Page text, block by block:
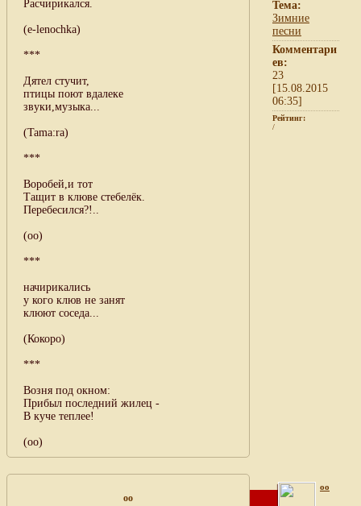
Расчирикался.
(e-lenochka)
***
Дятел стучит,
птицы поют вдалеке
звуки,музыка...
(Tama:ra)
***
Воробей,и тот
Тащит в клюве стебелёк.
Перебесился?!..
(оо)
***
начирикались
у кого клюв не занят
клюют соседа...
(Кокоро)
***
Возня под окном:
Прибыл последний жилец -
В куче теплее!
(оо)
Тема:
Зимние
песни
Комментари
ев:
23
[15.08.2015
06:35]
Рейтинг:
/
oo
oo